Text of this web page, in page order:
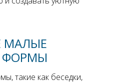
МАЛЫЕ
ФОРМЫ
такие как беседки,